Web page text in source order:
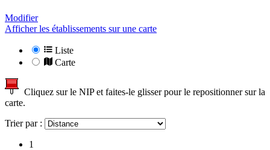
Modifier
Afficher les établissements sur une carte
Liste
Carte
Cliquez sur le NIP et faites-le glisser pour le repositionner sur la
carte.
Trier par :
1